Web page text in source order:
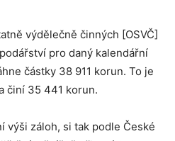
výdělečně činných [OSVČ]
pro daný kalendářní
částky 38 911 korun. To je
činí 35 441 korun.
výši záloh, si tak podle České